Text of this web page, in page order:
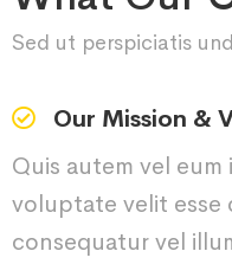
Sed ut perspiciatis
Our Mission &
Quis autem vel
voluptate velit esse
consequatur vel